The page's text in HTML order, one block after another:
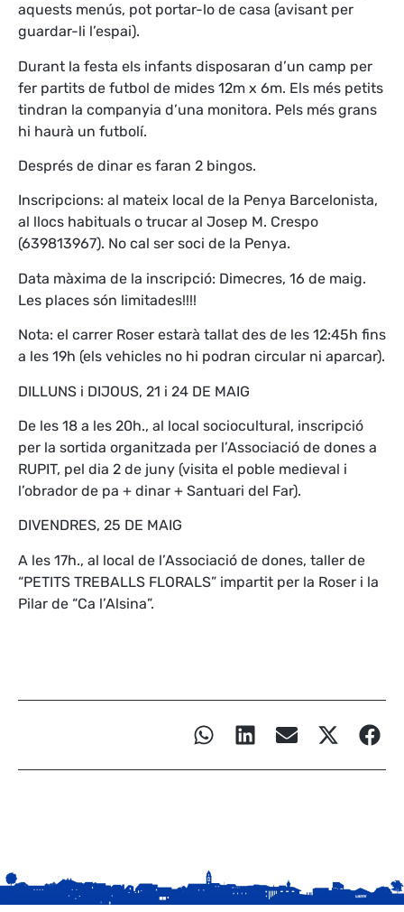
aquests menús, pot portar-lo de casa (avisant per
guardar-li l’espai).
Durant la festa els infants disposaran d’un camp per
fer partits de futbol de mides 12m x 6m. Els més petits
tindran la companyia d’una monitora. Pels més grans
hi haurà un futbolí.
Després de dinar es faran 2 bingos.
Inscripcions: al mateix local de la Penya Barcelonista,
al llocs habituals o trucar al Josep M. Crespo
(639813967). No cal ser soci de la Penya.
Data màxima de la inscripció: Dimecres, 16 de maig.
Les places són limitades!!!!
Nota: el carrer Roser estarà tallat des de les 12:45h fins
a les 19h (els vehicles no hi podran circular ni aparcar).
DILLUNS i DIJOUS, 21 i 24 DE MAIG
De les 18 a les 20h., al local sociocultural, inscripció
per la sortida organitzada per l’Associació de dones a
RUPIT, pel dia 2 de juny (visita el poble medieval i
l’obrador de pa + dinar + Santuari del Far).
DIVENDRES, 25 DE MAIG
A les 17h., al local de l’Associació de dones, taller de
“PETITS TREBALLS FLORALS” impartit per la Roser i la
Pilar de “Ca l’Alsina”.